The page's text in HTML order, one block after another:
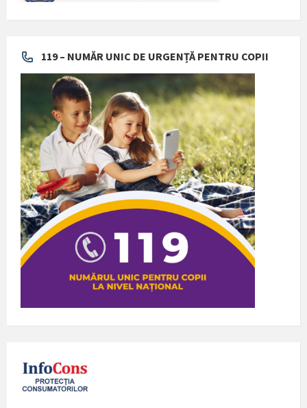
119 – NUMĂR UNIC DE URGENȚĂ PENTRU COPII